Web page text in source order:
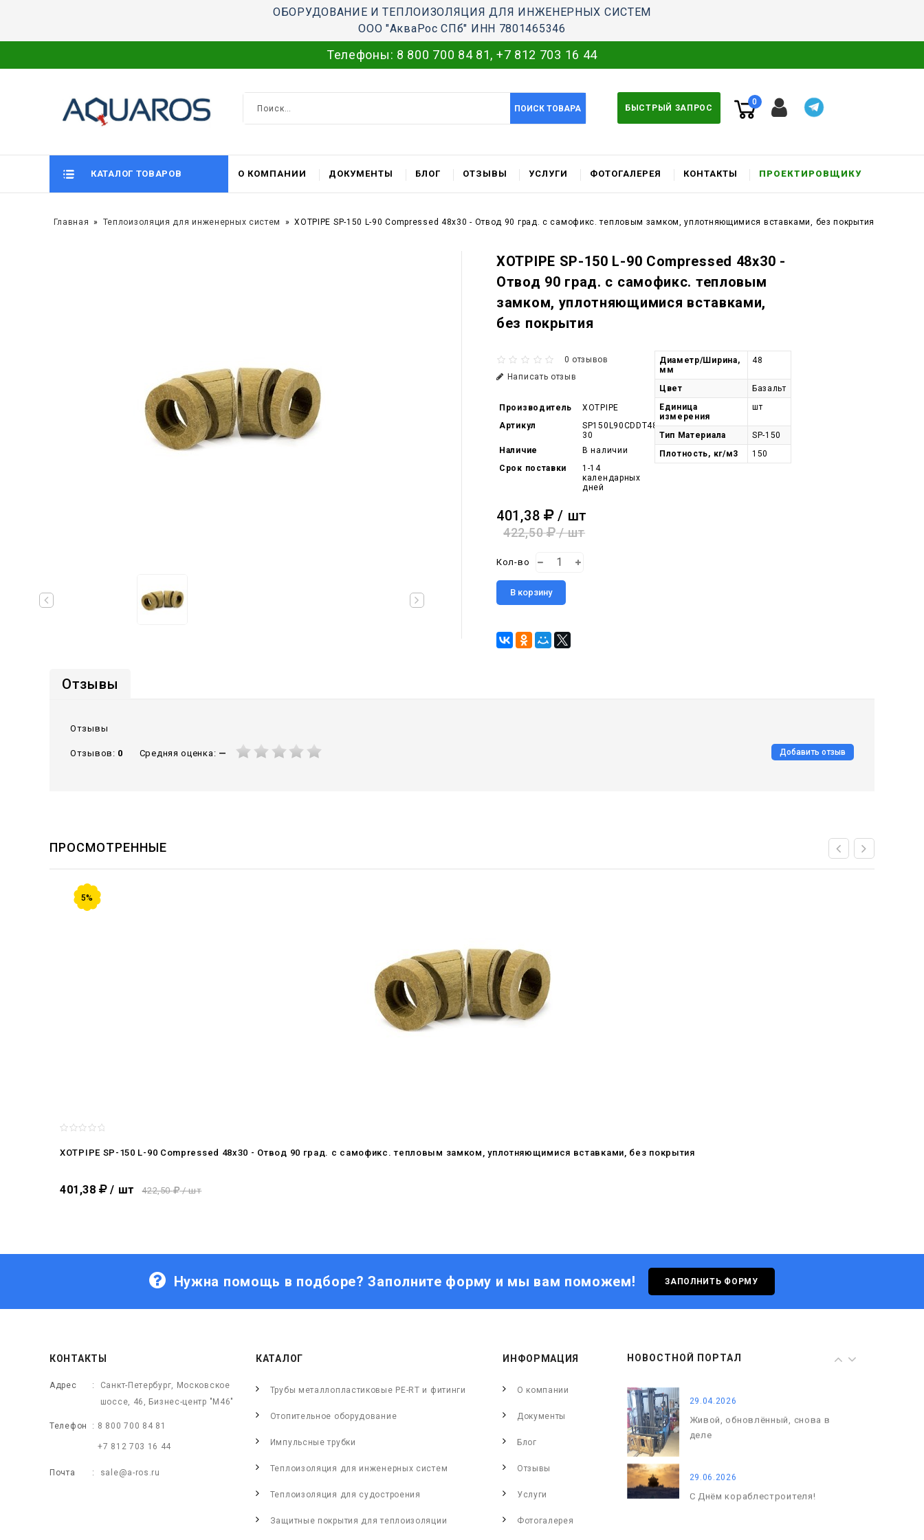
ОБОРУДОВАНИЕ И ТЕПЛОИЗОЛЯЦИЯ ДЛЯ ИНЖЕНЕРНЫХ СИСТЕМ
ООО "АкваРос СПб" ИНН 7801465346
Телефоны: 8 800 700 84 81, +7 812 703 16 44
ПОИСК ТОВАРА БЫСТРЫЙ ЗАПРОС
0
КАТАЛОГ ТОВАРОВ О КОМПАНИИ ДОКУМЕНТЫ БЛОГ ОТЗЫВЫ УСЛУГИ ФОТОГАЛЕРЕЯ КОНТАКТЫ ПРОЕКТИРОВЩИКУ
Главная Теплоизоляция для инженерных систем XOTPIPE SP-150 L-90 Compressed 48x30 - Отвод 90 град. c самофикс. тепловым замком, уплотняющимися вставками, без покрытия
XOTPIPE SP-150 L-90 Compressed 48x30 -
Отвод 90 град. c самофикс. тепловым
замком, уплотняющимися вставками,
без покрытия
0 отзывов
Написать отзыв
Производитель
XOTPIPE
Артикул
SP150L90CDDT48-
30
Наличие
В наличии
Срок поставки
1-14
календарных
дней
401,38 / шт
422,50 / шт
Кол-во
В корзину
Диаметр/Ширина,
мм
48
Цвет
Базальт
Единица
измерения
шт
Тип Материала
SP-150
Плотность, кг/м3
150
Отзывы
Отзывы
Отзывов: 0 Средняя оценка: — Добавить отзыв
ПРОСМОТРЕННЫЕ
5%
XOTPIPE SP-150 L-90 Compressed 48x30 - Отвод 90 град. c самофикс. тепловым замком, уплотняющимися вставками, без покрытия
401,38 / шт 422,50 / шт
Нужна помощь в подборе? Заполните форму и мы вам поможем! ЗАПОЛНИТЬ ФОРМУ
НОВОСТНОЙ ПОРТАЛ
08.05.2026
С Днём кораблестроителя!
С Днём Победы. Память, которая
29.04.2026
Живой, обновлённый, снова в
деле
29.06.2026
С Днём кораблестроителя!
КОНТАКТЫ
Адрес
Санкт-Петербург, Московское
шоссе, 46, Бизнес-центр "М46"
Телефон 8 800 700 84 81
+7 812 703 16 44
Почта sale@a-ros.ru
КАТАЛОГ
Трубы металлопластиковые PE-RT и фитинги
Отопительное оборудование
Импульсные трубки
Теплоизоляция для инженерных систем
Теплоизоляция для судостроения
Защитные покрытия для теплоизоляции
ИНФОРМАЦИЯ
О компании
Документы
Блог
Отзывы
Услуги
Фотогалерея